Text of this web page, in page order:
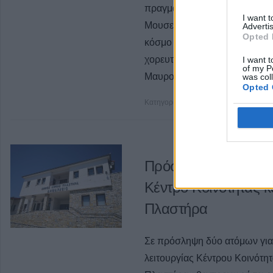
I want
Opted
I want
of my
was
Opted
πραγματοποιήθηκε απόψε
Μουσείου Καρδίτσας που
κόσμο που απόλαυσε μια
χορευτικών τμημάτων
Μαυροβούνιο.
Κατηγορία Τοπική Επικαιρότητα 14
Πρόσληψη δύο
Κέντρο Κοινότητας
Πλαστήρα
Σε πρόσληψη δύο ατόμων
λειτουργίας Κέντρου